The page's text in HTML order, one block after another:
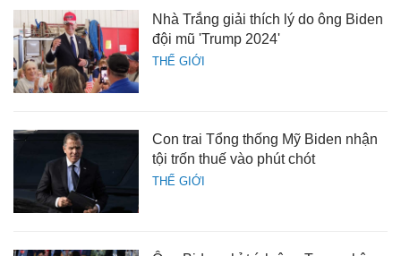
THẾ GIỚI
Nhà Trắng giải thích lý do ông Biden
đội mũ 'Trump 2024'
THẾ GIỚI
Con trai Tổng thống Mỹ Biden nhận
tội trốn thuế vào phút chót